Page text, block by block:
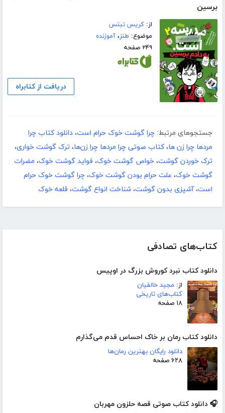
کتاب‌های تصادفی
دانلود کتاب نبرد کوروش بزرگ در اوپیس
از: مجید خالقیان
کتاب‌های تاریخی
۱۸ صفحه
دانلود کتاب رمان بر خاک احساس قدم می‌گذارم
دانلود رایگان بهترین رمان‌ها
۶۲۸ صفحه
🎧 دانلود کتاب صوتی قصه حلزون مهربان
برسین
از:کریس تبتس
موضوع: طنز،آموزنده
۲۴۹ صفحه
دریافت از کتابراه
جستجوهای مرتبط: چرا گوشت خوک حرام است، دانلود کتاب چرا
مردها چرا زن ها،کتاب صوتی چرا مردها چرا زن‌ها، ترک گوشت خواری،
ترک خوردن گوشت، خواص گوشت خوک، فواید گوشت خوک، مضرات
گوشت خوک، علت حرام بودن گوشت خوک، چرا گوشت خوک حرام
است،آشپزی بدون گوشت، شناخت انواع گوشت، قلعه خوک